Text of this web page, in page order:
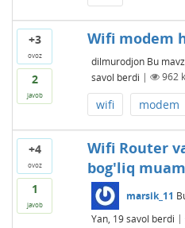
+3
ovoz
2
javob
Wifi modem
dilmurodjon Bu
savol berdi | 962
wifi modem
+4
ovoz
1
javob
Wifi Router
bog'liq
marsik_11
Yan, 19 savol berdi |